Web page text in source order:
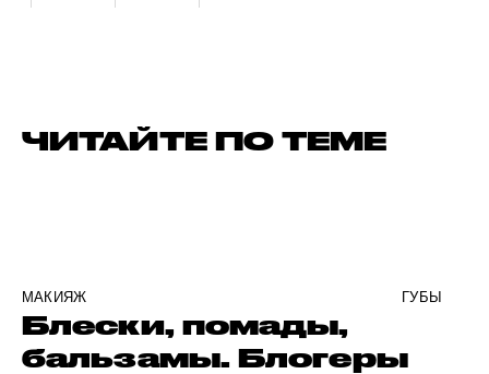
ЧИТАЙТЕ ПО ТЕМЕ
МАКИЯЖ ГУБЫ
Блески, помады,
бальзамы. Блогеры